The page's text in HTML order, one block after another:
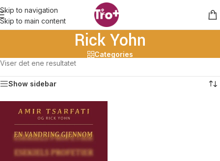
Skip to navigation
Skip to main content
Rick Yohn
Categories
Viser det ene resultatet
Show sidebar